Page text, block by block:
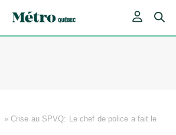
» Crise au SPVQ: Le chef de police a fait le